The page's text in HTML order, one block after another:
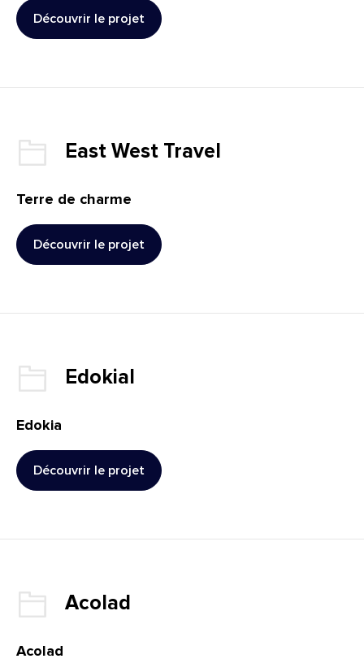
Découvrir le projet
Client :
East West Travel
Terre de charme
Découvrir le projet
Client :
Edokial
Edokia
Découvrir le projet
Client :
Acolad
Acolad